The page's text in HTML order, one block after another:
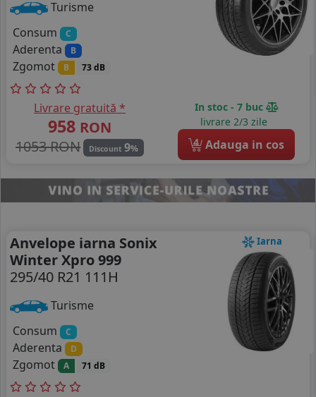
Turisme
Consum
C
Aderenta B
Zgomot B 73 dB
Livrare gratuită *
958 RON
1053 RON
Discount 9%
In stoc - 7 buc
livrare 2/3 zile
4 Adauga in cos
Iarna
Anvelope iarna Sonix
Winter Xpro 999
295/40 R21 111H
Turisme
Consum
C
Aderenta D
Zgomot A 71 dB